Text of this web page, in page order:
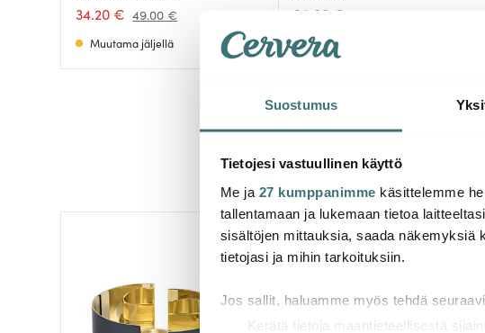
Suostumus
Tietojesi vastuullinen käyttö
Me ja 27 kumppanimme käsittelemme
tallentamaan ja lukemaan tietoa
sisältöjen mittauksia, saada näkemyksiä
tietojasi ja mihin tarkoituksiin.
Jos sallit, haluamme myös tehdä
Kerätä tietoja maantieteellisestä
34.20 € 49.00 €
Muutama jäljellä
95.00 €
Saatavilla
-50%
Löytönurkka